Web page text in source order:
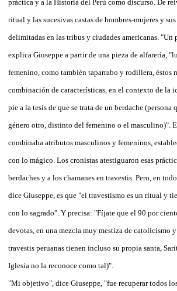
práctica y a la Historia del Perú como discurso. De
ritual y las sucesivas castas de hombres-mujeres y
delimitadas en las tribus y ciudades americanas. "Un
explica Giuseppe a partir de una pieza de alfarería,
femenino, como también taparrabo y rodillera, éstos
combinación de características, en el contexto de la
pie a la tesis de que se trata de un berdache (persona
género otro, distinto del femenino o el masculino)".
combinaba atributos masculinos y femeninos,
con lo mágico. Los cronistas atestiguaron esas
berdaches y a los chamanes en travestis. Pero, en
dice Giuseppe, es que "el travestismo es un ritual y
con lo sagrado". Y precisa: "Fíjate que el 90 por
devotas, en una mezcla muy mestiza de catolicismo
travestis peruanas tienen incluso su propia santa,
Iglesia no la reconoce como tal)".
"Mi objetivo", dice Giuseppe, "fue recuperar todos